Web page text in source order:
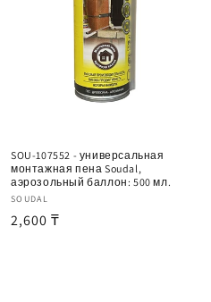
SOU-107552 - универсальная
монтажная пена Soudal,
аэрозольный баллон: 500 мл.
Продавец:
SOUDAL
Обычная
2,600 ₸